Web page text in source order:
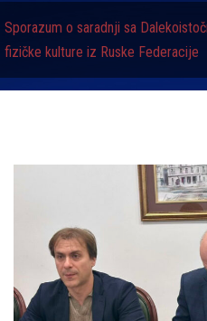
Sporazum o saradnji sa
fizičke kulture iz Ruske Federacije